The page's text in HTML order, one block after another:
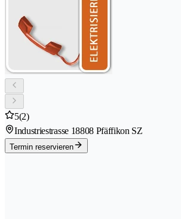
5(2)
Industriestrasse 18808 Pfäffikon SZ
Termin reservieren